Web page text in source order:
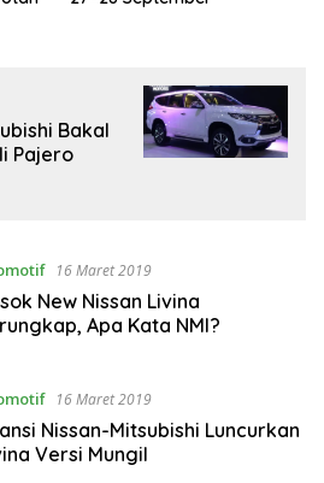
Bakal
Pajero
16 Maret 2019
New Nissan Livina
Apa Kata NMI?
16 Maret 2019
Nissan-Mitsubishi Luncurkan
Versi Mungil